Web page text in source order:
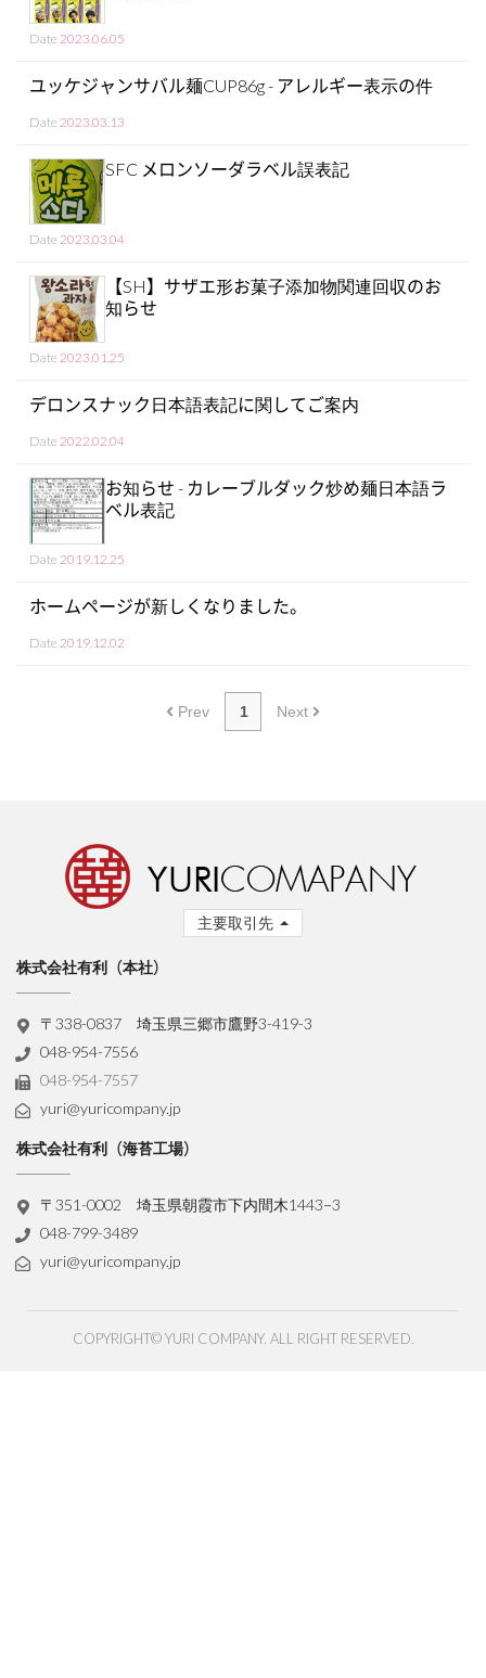
Date 2023.06.05
ユッケジャンサバル麺CUP86g - アレルギー表示の件
Date 2023.03.13
SFC メロンソーダラベル誤表記
Date 2023.03.04
【SH】サザエ形お菓子添加物関連回収のお
知らせ
Date 2023.01.25
デロンスナック日本語表記に関してご案内
Date 2022.02.04
お知らせ - カレーブルダック炒め麺日本語ラ
ベル表記
Date 2019.12.25
ホームページが新しくなりました。
Date 2019.12.02
Prev 1 Next
主要取引先
株式会社有利（本社）
〒338-0837 埼玉県三郷市鷹野3-419-3
048-954-7556
048-954-7557
yuri@yuricompany.jp
株式会社有利（海苔工場）
〒351-0002 埼玉県朝霞市下内間木1443−3
048-799-3489
yuri@yuricompany.jp
COPYRIGHT© YURI COMPANY. ALL RIGHT RESERVED.